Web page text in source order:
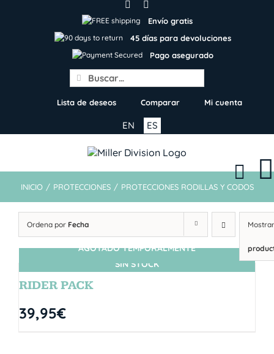
Envío gratis
45 días para devoluciones
Pago asegurado
Search
for:
Lista de deseos Comparar Mi cuenta
ES
EN
INICIO / PROTECCIONES / PROTECCIONES RODILLAS Y CODOS
Ordena por Fecha
SIN STOCK
AGOTADO TEMPORALMENTE
RIDER PACK
39,95€